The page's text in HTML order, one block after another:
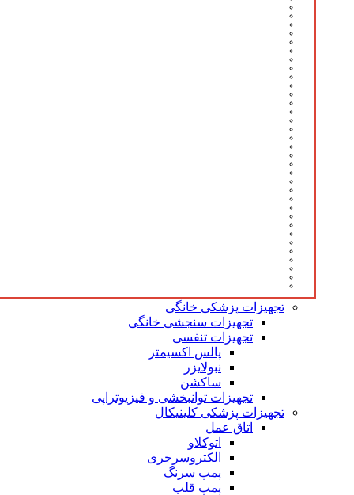
تجهیزات پزشکی خانگی
تجهیزات سنجشی خانگی
تجهیزات تنفسی
پالس اکسیمتر
نبولایزر
ساکشن
تجهیزات توانبخشی و فیزیوتراپی
تجهیزات پزشکی کلینیکال
اتاق عمل
اتوکلاو
الکتروسرجری
پمپ سرنگ
پمپ قلب